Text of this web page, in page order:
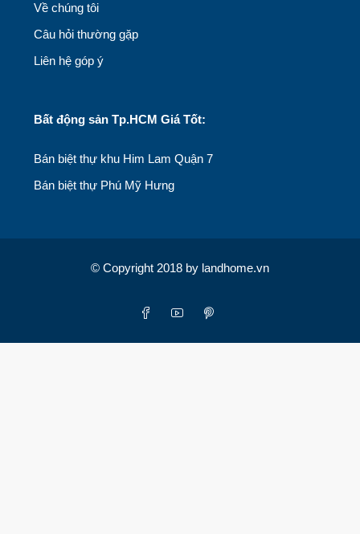
Về chúng tôi
Câu hỏi thường gặp
Liên hệ góp ý
Bất động sản Tp.HCM Giá Tốt:
Bán biệt thự khu Him Lam Quận 7
Bán biệt thự Phú Mỹ Hưng
© Copyright 2018 by landhome.vn